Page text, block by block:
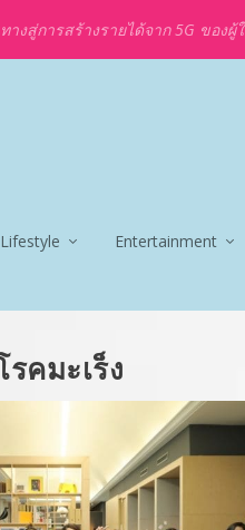
างสู่การสร้างรายได้จาก 5G ของผู้
Lifestyle Entertainment
คมะเร็ง